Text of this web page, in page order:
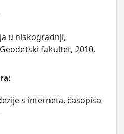
u niskogradnji,
fakultet, 2010.
s interneta, časopisa